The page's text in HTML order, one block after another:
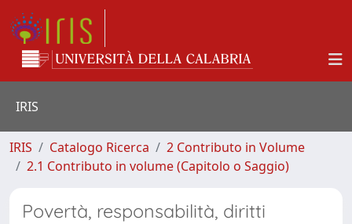
IRIS
IRIS Catalogo Ricerca
2 Contributo in Volume
2.1 Contributo in volume (Capitolo o Saggio)
Povertà, responsabilità, diritti